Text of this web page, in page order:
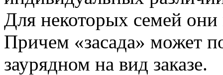
Для некоторых семей они
Причем «засада» может
заурядном на вид заказе.